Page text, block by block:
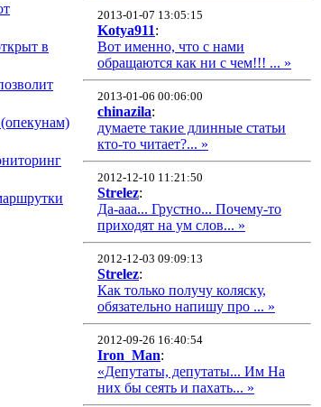
в
2013-01-07 13:05:15
Kotya911:
Вот именно, что с нами
обращаются как ни с чем!!! ... »
2013-01-06 00:06:00
chinazila:
думаете такие длинные статьи
кто-то читает?... »
2012-12-10 11:21:50
Strelez:
Да-ааа... Грустно... Почему-то
приходят на ум слов... »
2012-12-03 09:09:13
Strelez:
Как только получу коляску,
обязательно напишу про ... »
2012-09-26 16:40:54
Iron_Man:
«Депутаты, депутаты... Им На
них бы сеять и пахать... »